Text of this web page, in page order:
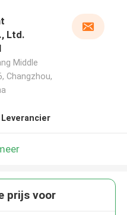
Ltd.
Middle
Changzhou,
prijs voor